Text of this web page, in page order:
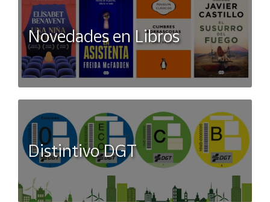
Novedades en Libros
Distintivo DGT